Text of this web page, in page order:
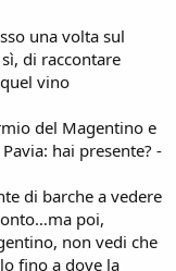
una volta sul
di raccontare
vino
del Magentino e
hai presente? -
di barche a vedere
poi,
non vedi che
fino a dove la